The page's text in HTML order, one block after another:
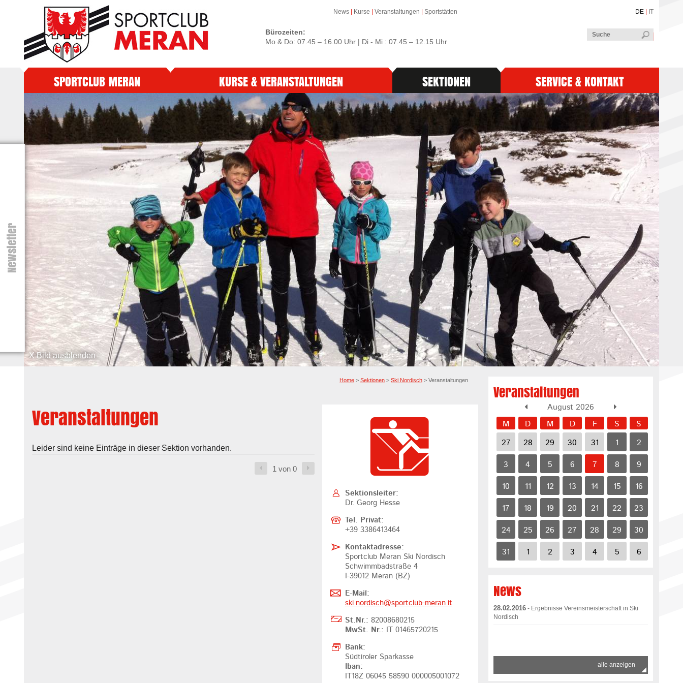
News Kurse |Veranstaltungen |Sportstätten
Bürozeiten:
Mo & Do: 07.45 – 16.00 Uhr | Di - Mi : 07.45 – 12.15 Uhr
DE IT
Newsletter
SPORTCLUB MERAN KURSE & VERANSTALTUNGEN SEKTIONEN SERVICE & KONTAKT
X Bild ausblenden
Home > Sektionen > Ski Nordisch > Veranstaltungen
Sektionsleiter:
Dr. Georg Hesse
Tel. Privat:
+39 3386413464
Kontaktadresse:
Sportclub Meran Ski Nordisch
Schwimmbadstraße 4
I-39012 Meran (BZ)
E-Mail:
ski.nordisch@sportclub-meran.it
St.Nr.: 82008680215
MwSt. Nr.:
IT 01465720215
Bank:
Südtiroler Sparkasse
Iban:
IT18Z 06045 58590 000005001072
Veranstaltungen
Leider sind keine Einträge in dieser Sektion vorhanden.
1 von 0
Veranstaltungen
August 2026
M D M D F S S
27 28 29 30 31 1 2
3 4 5 6 7 8 9
10 11 12 13 14 15 16
17 18 19 20 21 22 23
24 25 26 27 28 29 30
31 1 2 3 4 5 6
News
28.02.2016 - Ergebnisse Vereinsmeisterschaft in Ski
Nordisch
alle anzeigen